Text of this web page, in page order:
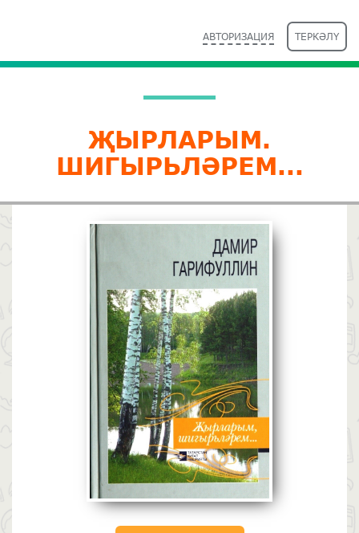
АВТОРИЗАЦИЯ ТЕРКӘЛҮ
ҖЫРЛАРЫМ.
ШИГЫРЬЛӘРЕМ...